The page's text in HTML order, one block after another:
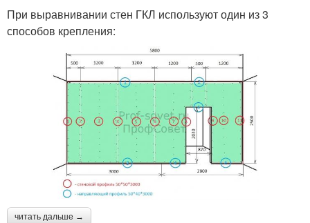
При выравнивании стен ГКЛ используют один из 3
способов крепления:
читать дальше →